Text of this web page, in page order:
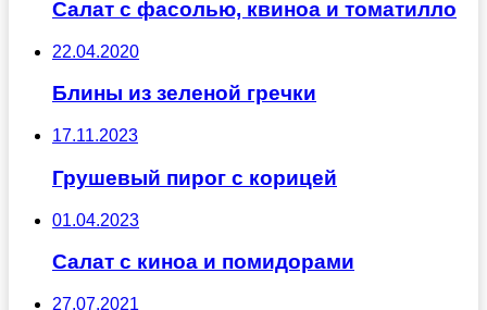
Салат с фасолью, квиноа и томатилло
22.04.2020
Блины из зеленой гречки
17.11.2023
Грушевый пирог с корицей
01.04.2023
Салат с киноа и помидорами
27.07.2021